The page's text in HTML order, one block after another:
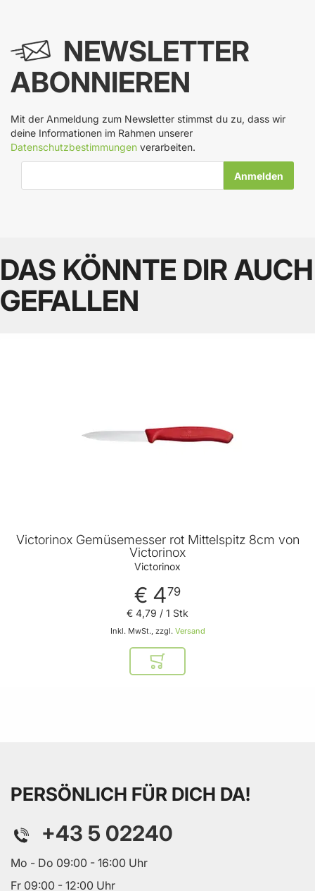
NEWSLETTER
ABONNIEREN
Mit der Anmeldung zum Newsletter stimmst du zu, dass wir
deine Informationen im Rahmen unserer
Datenschutzbestimmungen verarbeiten.
DAS KÖNNTE DIR AUCH
GEFALLEN
Victorinox Gemüsemesser rot Mittelspitz 8cm von
Victorinox
Victorinox
€ 479
Inkl. MwSt., zzgl. Versand
€ 4,79 / 1 Stk
In den Warenkorb
PERSÖNLICH FÜR DICH DA!
+43 5 02240
Mo - Do 09:00 - 16:00 Uhr
Fr 09:00 - 12:00 Uhr